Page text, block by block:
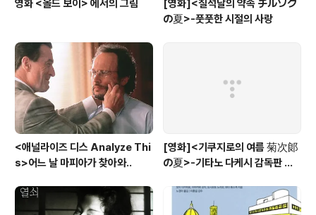
영화 <올드 보이> 에서의 그림
[영화]<칠석날의 약속 チルソク
の夏>-풋풋한 시절의 사랑
<애널라이즈 디스 Analyze Thi
s>어느 날 마피아가 찾아와..
[영화]<기쿠지로의 여름 菊次郞
の夏>-기타노 다케시 감독판 키